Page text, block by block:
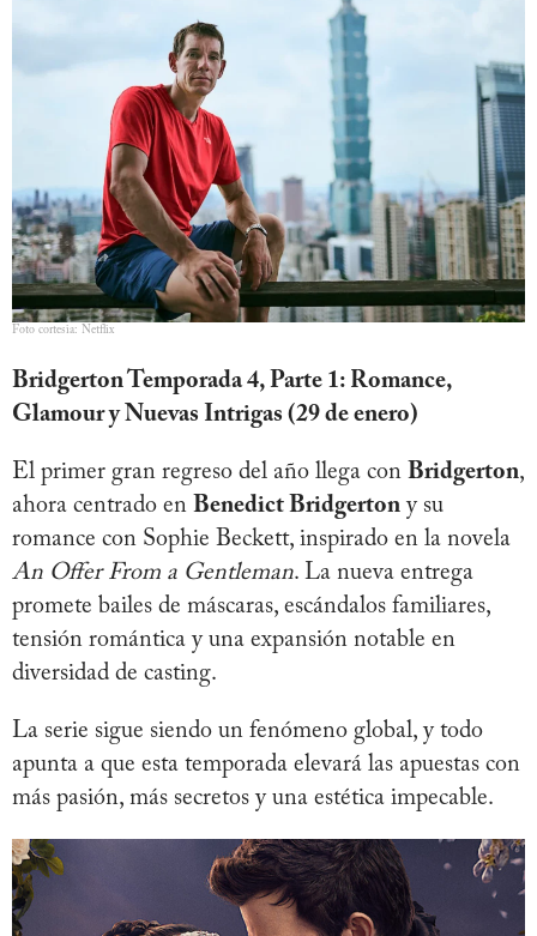
Foto cortesia: Netflix
Bridgerton Temporada 4, Parte 1: Romance,
Glamour y Nuevas Intrigas (29 de enero)
El primer gran regreso del año llega con Bridgerton,
ahora centrado en Benedict Bridgerton y su
romance con Sophie Beckett, inspirado en la novela
An Offer From a Gentleman. La nueva entrega
promete bailes de máscaras, escándalos familiares,
tensión romántica y una expansión notable en
diversidad de casting.
La serie sigue siendo un fenómeno global, y todo
apunta a que esta temporada elevará las apuestas con
más pasión, más secretos y una estética impecable.